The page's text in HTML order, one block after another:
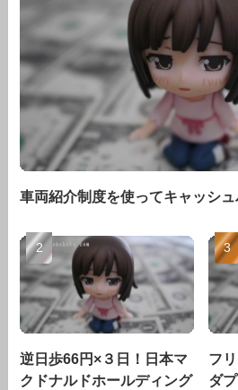
車両紹介制度を使ってキャッシュ
逆日歩66円×３日！日本マ
クドナルドホールディング
フ
ダ